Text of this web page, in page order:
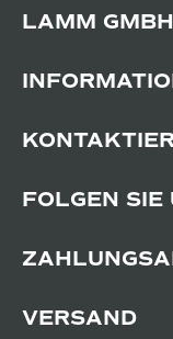
LAMM GMBH
FOLGEN SIE
VERSAND